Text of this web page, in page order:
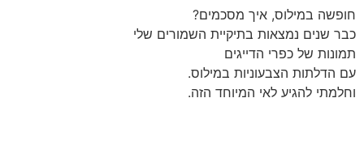
חופשה במילוס, איך מסכמים?
כבר שנים נמצאות בתיקיית השמורים שלי
תמונות של כפרי הדייגים
עם הדלתות הצבעוניות במילוס.
וחלמתי להגיע לאי המיוחד הזה.